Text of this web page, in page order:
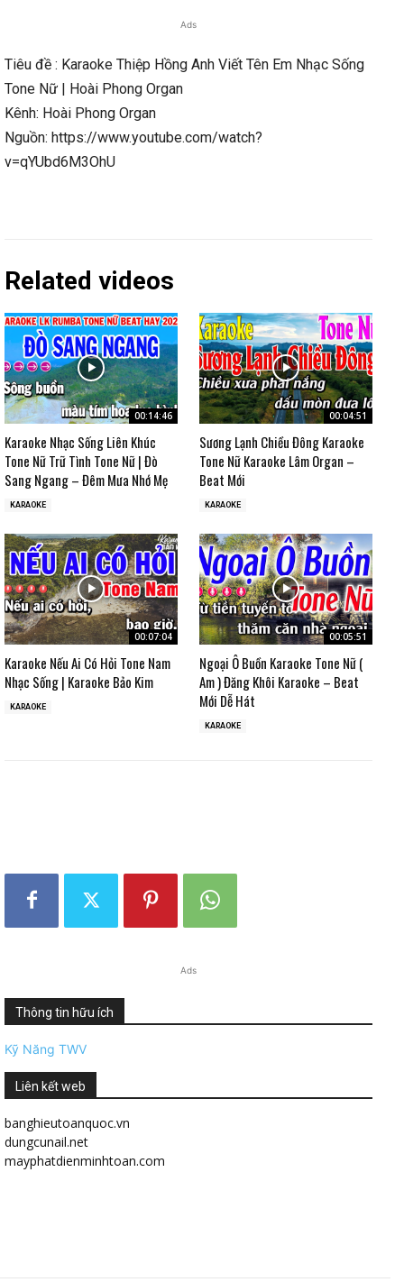
Ads
Tiêu đề : Karaoke Thiệp Hồng Anh Viết Tên Em Nhạc Sống
Tone Nữ | Hoài Phong Organ
Kênh: Hoài Phong Organ
Nguồn: https://www.youtube.com/watch?
v=qYUbd6M3OhU
Related videos
00:14:46
Karaoke Nhạc Sống Liên Khúc
Tone Nữ Trữ Tình Tone Nữ | Đò
Sang Ngang – Đêm Mưa Nhớ Mẹ
KARAOKE
00:04:51
Sương Lạnh Chiều Đông Karaoke
Tone Nữ Karaoke Lâm Organ –
Beat Mới
KARAOKE
00:07:04
Karaoke Nếu Ai Có Hỏi Tone Nam
Nhạc Sống | Karaoke Bảo Kim
KARAOKE
00:05:51
Ngoại Ô Buồn Karaoke Tone Nữ (
Am ) Đăng Khôi Karaoke – Beat
Mới Dễ Hát
KARAOKE
Ads
Thông tin hữu ích
Kỹ Năng TWV
Liên kết web
banghieutoanquoc.vn
dungcunail.net
mayphatdienminhtoan.com